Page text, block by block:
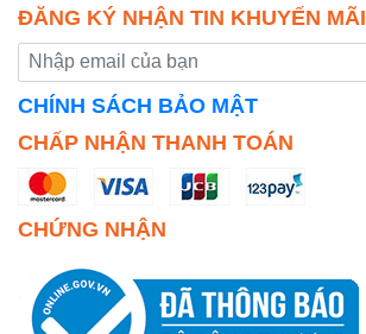
ĐĂNG KÝ NHẬN TIN KHUYẾN MÃI
CHÍNH SÁCH BẢO MẬT
CHẤP NHẬN THANH TOÁN
CHỨNG NHẬN